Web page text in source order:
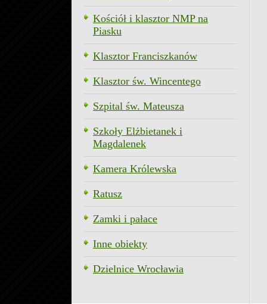
Kościół i klasztor NMP na
Piasku
Klasztor Franciszkanów
Klasztor św. Wincentego
Szpital św. Mateusza
Szkoły Elżbietanek i
Magdalenek
Kamera Królewska
Ratusz
Zamki i pałace
Inne obiekty
Dzielnice Wrocławia